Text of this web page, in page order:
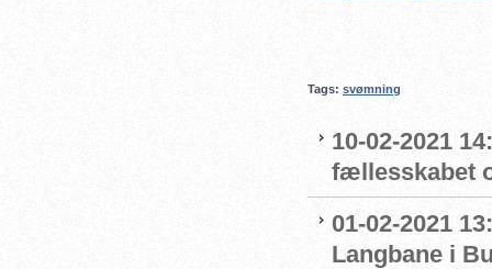
Tags: svømning
10-02-2021
fællesskabet
01-02-2021
Langbane i